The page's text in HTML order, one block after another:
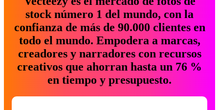
stock número 1 del mundo, con la
confianza de más de 90.000 clientes en
todo el mundo. Empodera a marcas,
creadores y narradores con recursos
creativos que ahorran hasta un 76 %
en tiempo y presupuesto.